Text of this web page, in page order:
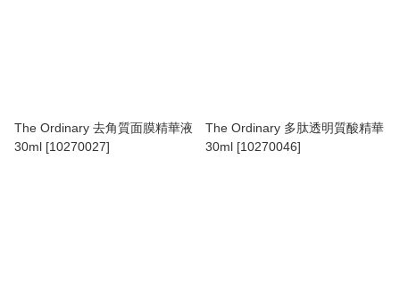
The Ordinary 去角質面膜精華液
30ml [10270027]
The Ordinary 多肽透明質酸精華
30ml [10270046]